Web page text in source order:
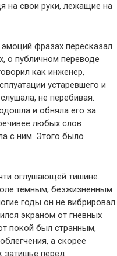
на свои руки, лежащие на
фразах пересказал
о публичном переводе
как инженер,
устаревшего и
не перебивая.
и обняла его за
любых слов
с ним. Этого было
оглушающей тишине.
тёмным, безжизненным
годы он не вибрировал
экраном от гневных
покой был странным,
а скорее
затишье перед